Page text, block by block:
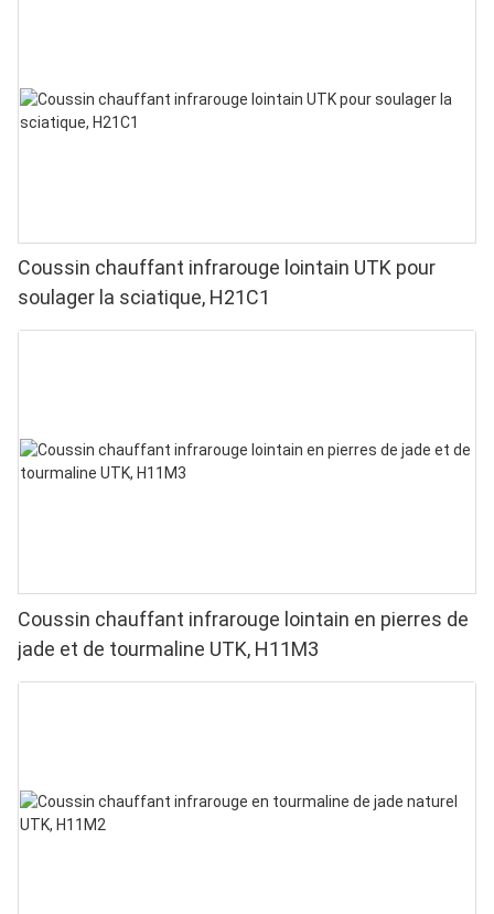
Coussin chauffant infrarouge lointain UTK pour
soulager la sciatique, H21C1
Coussin chauffant infrarouge lointain en pierres de
jade et de tourmaline UTK, H11M3